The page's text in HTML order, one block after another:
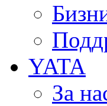
YATA
За